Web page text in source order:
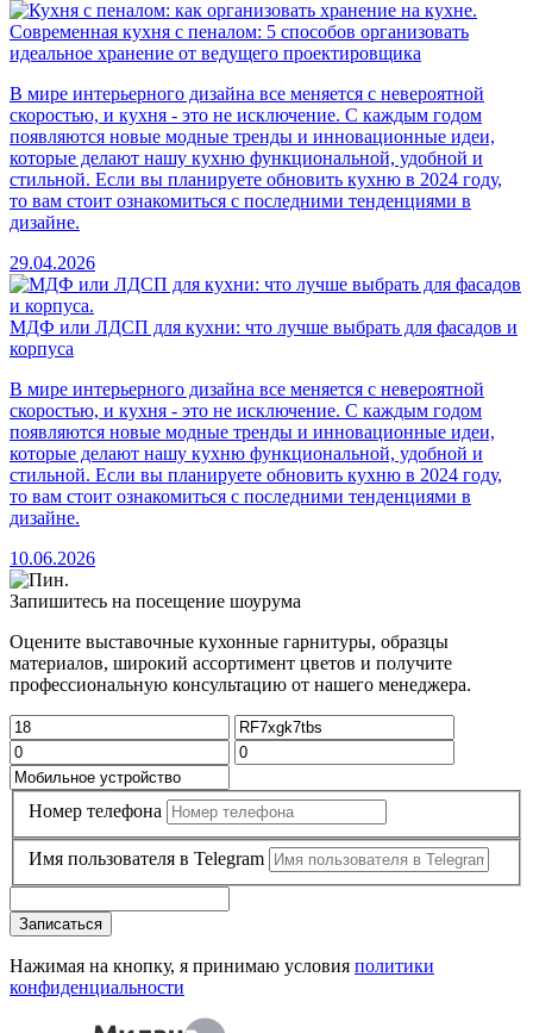
Современная кухня с пеналом: 5 способов организовать
идеальное хранение от ведущего проектировщика
В мире интерьерного дизайна все меняется с невероятной
скоростью, и кухня - это не исключение. С каждым годом
появляются новые модные тренды и инновационные идеи,
которые делают нашу кухню функциональной, удобной и
стильной. Если вы планируете обновить кухню в 2024 году,
то вам стоит ознакомиться с последними тенденциями в
дизайне.
29.04.2026
МДФ или ЛДСП для кухни: что лучше выбрать для фасадов и
корпуса
В мире интерьерного дизайна все меняется с невероятной
скоростью, и кухня - это не исключение. С каждым годом
появляются новые модные тренды и инновационные идеи,
которые делают нашу кухню функциональной, удобной и
стильной. Если вы планируете обновить кухню в 2024 году,
то вам стоит ознакомиться с последними тенденциями в
дизайне.
10.06.2026
Запишитесь на посещение шоурума
Оцените выставочные кухонные гарнитуры, образцы
материалов, широкий ассортимент цветов и получите
профессиональную консультацию от нашего менеджера.
Номер телефона
Имя пользователя в Telegram
Записаться
Нажимая на кнопку, я принимаю условия политики
конфиденциальности